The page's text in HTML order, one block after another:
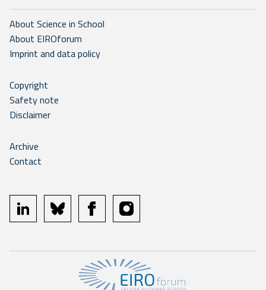
About Science in School
About EIROforum
Imprint and data policy
Copyright
Safety note
Disclaimer
Archive
Contact
linkedin bluesky facebookinstagram